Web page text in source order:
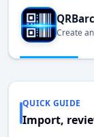
Create
QUICK GUIDE
Import,